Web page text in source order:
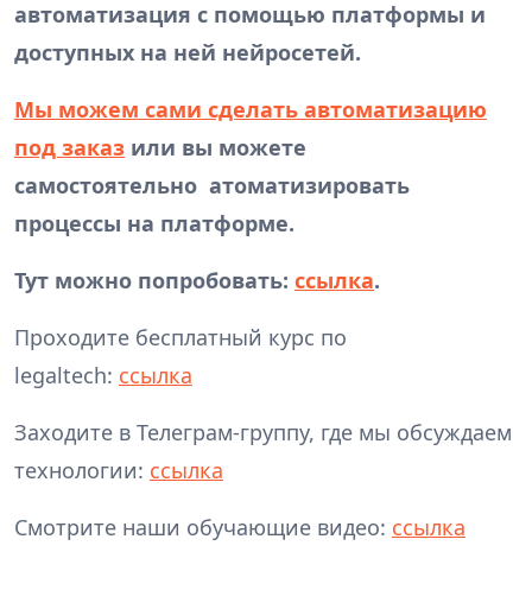
автоматизация с помощью платформы и
доступных на ней нейросетей.
Мы можем сами сделать автоматизацию
под заказ или вы можете
самостоятельно атоматизировать
процессы на платформе.
Тут можно попробовать: ссылка.
Проходите бесплатный курс по
legaltech: ссылка
Заходите в Телеграм-группу, где мы обсуждаем
технологии: ссылка
Смотрите наши обучающие видео: ссылка